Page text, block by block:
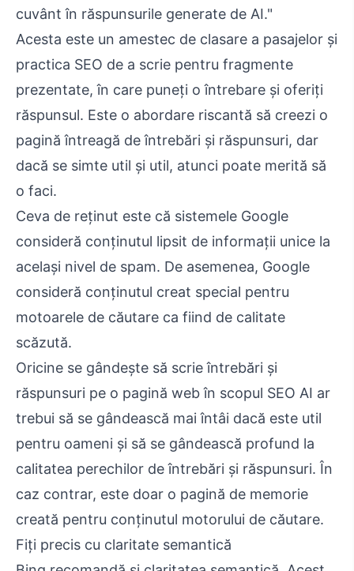
cuvânt în răspunsurile generate de AI."
Acesta este un amestec de clasare a pasajelor și
practica SEO de a scrie pentru fragmente
prezentate, în care puneți o întrebare și oferiți
răspunsul. Este o abordare riscantă să creezi o
pagină întreagă de întrebări și răspunsuri, dar
dacă se simte util și util, atunci poate merită să
o faci.
Ceva de reținut este că sistemele Google
consideră conținutul lipsit de informații unice la
același nivel de spam. De asemenea, Google
consideră conținutul creat special pentru
motoarele de căutare ca fiind de calitate
scăzută.
Oricine se gândește să scrie întrebări și
răspunsuri pe o pagină web în scopul SEO AI ar
trebui să se gândească mai întâi dacă este util
pentru oameni și să se gândească profund la
calitatea perechilor de întrebări și răspunsuri. În
caz contrar, este doar o pagină de memorie
creată pentru conținutul motorului de căutare.
Fiți precis cu claritate semantică